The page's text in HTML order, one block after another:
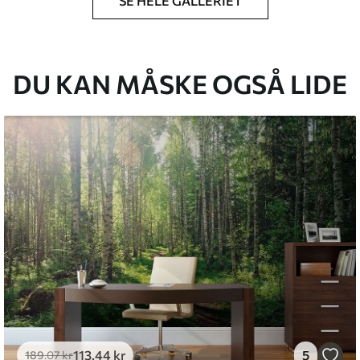
du har angivet, og skæres i identiske
.33269.00kr/m²
and Stick
.67400.00 kr /m²
DU KAN MÅSKE OGSÅ LIDE
189.07kr113.44 kr 5